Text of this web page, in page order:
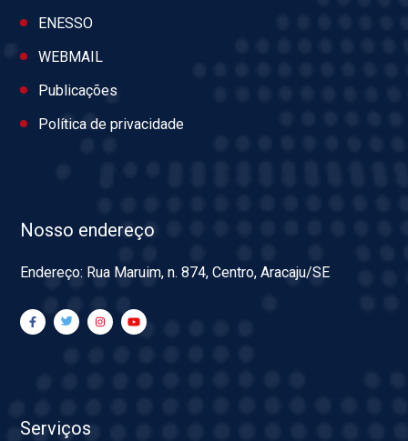
ENESSO
WEBMAIL
Publicações
Política de privacidade
Nosso endereço
Endereço: Rua Maruim, n. 874, Centro, Aracaju/SE
Serviços